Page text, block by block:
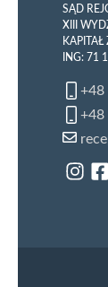
SĄD
XIII
ING: 71
+48
+48